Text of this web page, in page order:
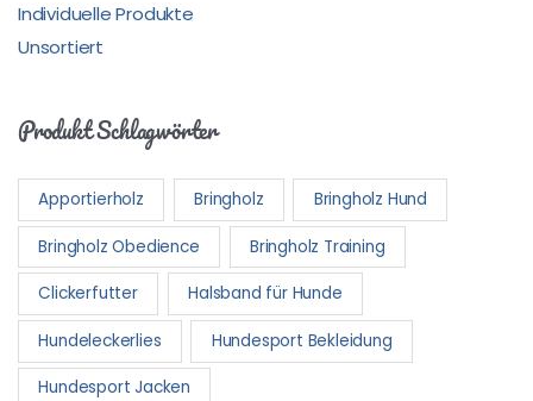
Individuelle Produkte
Unsortiert
Produkt Schlagwörter
Apportierholz Bringholz Bringholz Hund
Bringholz Obedience Bringholz Training
Clickerfutter Halsband für Hunde
Hundeleckerlies Hundesport Bekleidung
Hundesport Jacken